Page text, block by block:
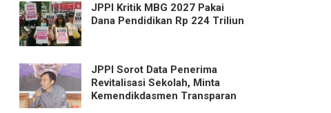
JPPI Kritik MBG 2027 Pakai
Dana Pendidikan Rp 224 Triliun
JPPI Sorot Data Penerima
Revitalisasi Sekolah, Minta
Kemendikdasmen Transparan